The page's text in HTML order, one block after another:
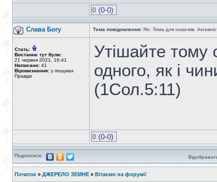
0 (0-0)
Слава Богу Тема повідомлення: Re: Тема для новачків.
Стать:
Востаннє тут були:
21 червня 2021, 16:41
Написано: 41
Віровизнання: у пошуках
Правди
Утішайте тому
одного, як і
(1Сол.5:11)
0 (0-0)
Поділитися:
Початок » ДЖЕРЕЛО ЗЕМНЕ » Вітаємо на форумі!